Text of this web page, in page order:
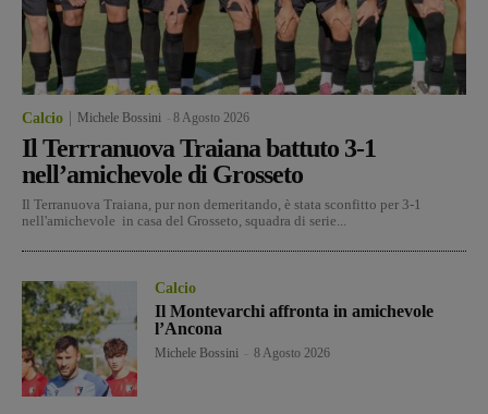
Calcio Michele Bossini 8 Agosto 2026
Il Terrranuova Traiana battuto 3-1
nell’amichevole di Grosseto
Il Terranuova Traiana, pur non demeritando, è stata sconfitto per 3-1
nell'amichevole in casa del Grosseto, squadra di serie...
Calcio
Il Montevarchi affronta in amichevole
l’Ancona
Michele Bossini 8 Agosto 2026